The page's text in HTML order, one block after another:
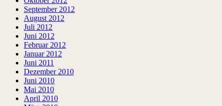
September 2012
August 2012
Juli 2012
Juni 2012
Februar 2012
Januar 2012
Juni 2011
Dezember 2010
Juni 2010
Mai 2010
April 2010